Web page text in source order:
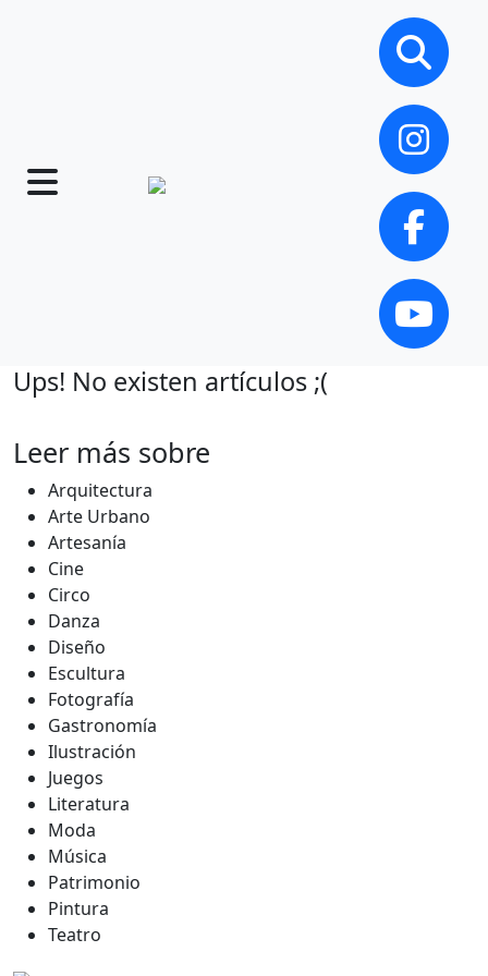
Ups! No existen artículos ;(
Leer más sobre
Arquitectura
Arte Urbano
Artesanía
Cine
Circo
Danza
Diseño
Escultura
Fotografía
Gastronomía
Ilustración
Juegos
Literatura
Moda
Música
Patrimonio
Pintura
Teatro